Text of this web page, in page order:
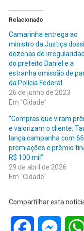
Relacionado
Camarinha entrega ao
ministro da Justiça
dezenas de
do prefeito Daniel e a
estranha omissão de
da Polícia Federal
26 de junho de 2023
Em "Cidade"
“Compras que viram
e valorizam o cliente:
lança campanha com
premiações e prêmio
R$ 100 mil”
29 de abril de 2026
Em "Cidade"
Compartilhar esta
Facebook